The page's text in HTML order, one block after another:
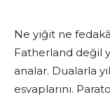
Ne yiğit ne
Fatherland değil
analar. Dualarla
esvaplarını.